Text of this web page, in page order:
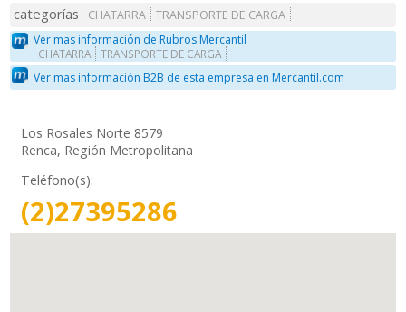
categorías CHATARRA
TRANSPORTE DE CARGA
Ver mas información de Rubros Mercantil
CHATARRA TRANSPORTE DE CARGA
Ver mas información B2B de esta empresa en Mercantil.com
Los Rosales Norte 8579
Renca, Región Metropolitana
Teléfono(s):
(2)27395286